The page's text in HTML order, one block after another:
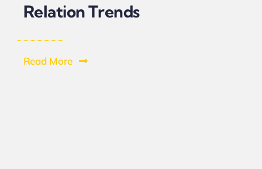
Relation Trends
Read More